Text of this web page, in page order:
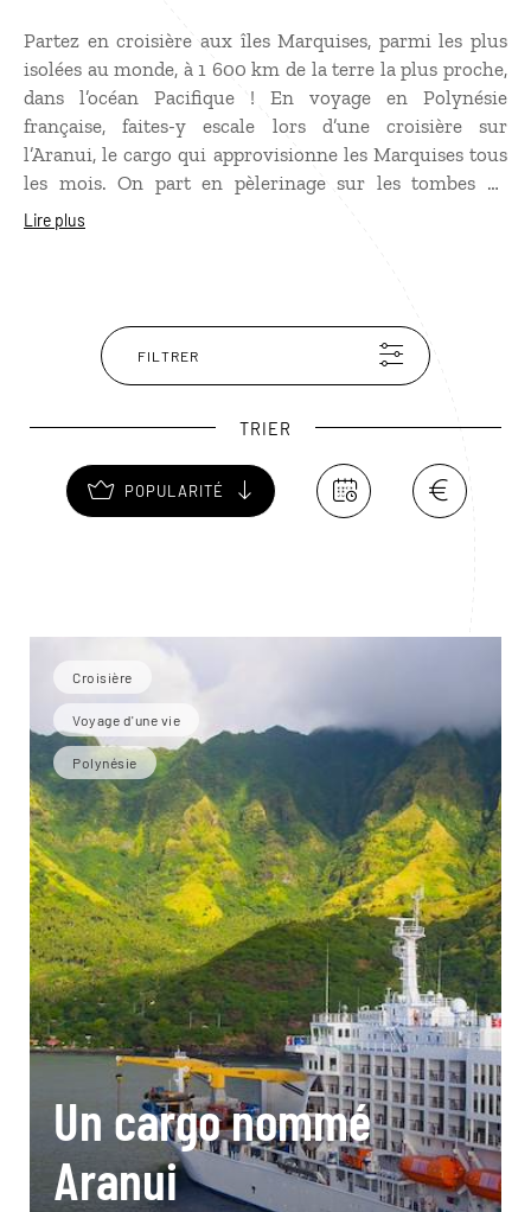
Partez en croisière aux îles Marquises, parmi les plus
isolées au monde, à 1 600 km de la terre la plus proche,
dans l’océan Pacifique ! En voyage en Polynésie
française, faites-y escale lors d’une croisière sur
l’Aranui, le cargo qui approvisionne les Marquises tous
les mois. On part en pèlerinage sur les tombes de
Jacques Brel et de Paul Gauguin, enterrés sous les
de rochers… On marche à travers la jungle humide
jusqu’aux tikis de pierre sculptée, à la rencontre des
habitants tatoués de la tête aux pieds avec des motifs
et sa baie des Vierges est réputée pour être l’une des
plus belles des six îles habitées.
Lire plus
FILTRER
TRIER
POPULARITÉ
Croisière
Voyage d'une vie
Polynésie
Un cargo nommé
Aranui